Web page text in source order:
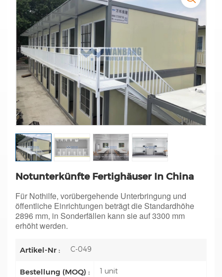
Notunterkünfte Fertighäuser In China
Für Nothilfe, vorübergehende Unterbringung und
öffentliche Einrichtungen beträgt die Standardhöhe
2896 mm, in Sonderfällen kann sie auf 3300 mm
erhöht werden.
Artikel-Nr : C-049
Bestellung (MOQ) : 1 unit